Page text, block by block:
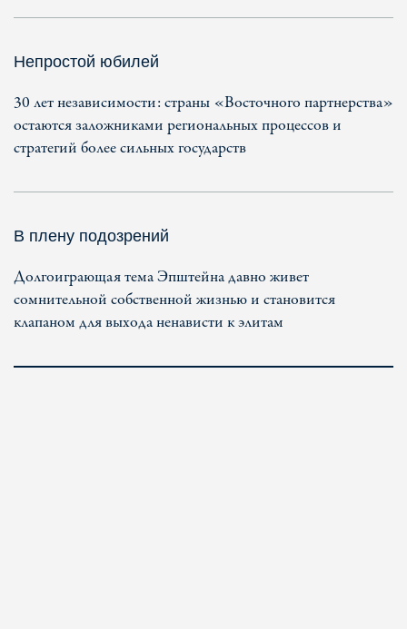
Непростой юбилей
30 лет независимости: страны «Восточного партнерства»
остаются заложниками региональных процессов и
стратегий более сильных государств
В плену подозрений
Долгоиграющая тема Эпштейна давно живет
сомнительной собственной жизнью и становится
клапаном для выхода ненависти к элитам